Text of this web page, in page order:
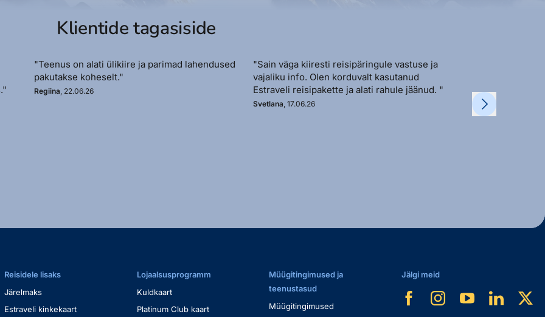
Klientide tagasiside
"Teenus on alati ülikiire ja parimad lahendused
pakutakse koheselt."
Regiina, 22.06.26
"Sain väga kiiresti reisipäringule vastuse ja
vajaliku info. Olen korduvalt kasutanud
Estraveli reisipakette ja alati rahule jäänud. "
Svetlana, 17.06.26
soovi korral. "
Kadi, 11.06.26
Reisidele lisaks
Järelmaks
Estraveli kinkekaart
Lojaalsusprogramm
Kuldkaart
Platinum Club kaart
Müügitingimused ja
teenustasud
Müügitingimused
Jälgi meid